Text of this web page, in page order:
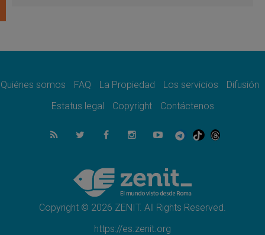
espacio público
Lanzan un proyecto de empoderamiento
07.08.2026
Programa oficial del Viaje Apostólico del
Obispos de Ecuador: El bien de las familias
no admite premuras legislativas
Quiénes somos FAQ La Propiedad Los servicios
Difusión
Estatus legal
Copyright Contáctenos
Copyright © 2026 ZENIT. All Rights Reserved.
https://es.zenit.org